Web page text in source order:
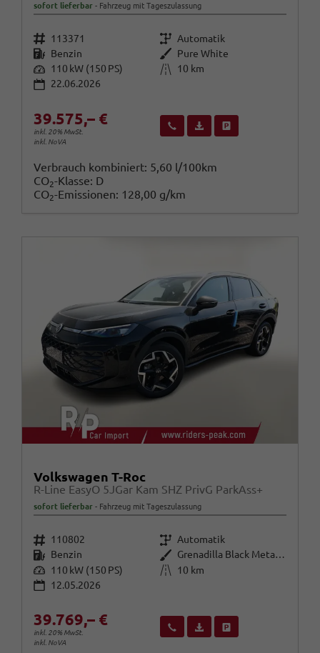
sofort lieferbar Fahrzeug mit Tageszulassung
Fahrzeugnr. 113371 Getriebe Automatik
Kraftstoff Benzin Außenfarbe
Pure White
Leistung 110 kW (150 PS) Kilometerstand
10 km
22.06.2026
39.575,– €
inkl. 20% MwSt.
inkl. NoVA
Wir rufen Sie anFahrzeugexposé (PDF)
Verbrauch kombiniert: 5,60 l/100km
CO2-Klasse: D
CO2-Emissionen: 128,00 g/km
Volkswagen T-Roc
R-Line EasyO 5JGar Kam SHZ PrivG ParkAss+
sofort lieferbar Fahrzeug mit Tageszulassung
Fahrzeugnr. 110802 Getriebe Automatik
Kraftstoff Benzin Außenfarbe
Grenadilla Black Metallic
Leistung 110 kW (150 PS) Kilometerstand
10 km
12.05.2026
39.769,– €
inkl. 20% MwSt.
inkl. NoVA
Wir rufen Sie anFahrzeugexposé (PDF)